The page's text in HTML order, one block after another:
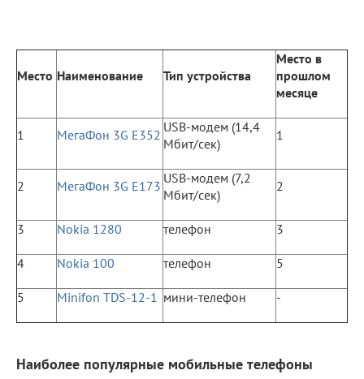
Место Наименование Тип устройства
Место в
прошлом
месяце
1 МегаФон 3G E352 USB-модем (14,4
Мбит/сек)
1
2 МегаФон 3G E173 USB-модем (7,2
Мбит/сек)
2
3 Nokia 1280 телефон 3
4 Nokia 100 телефон 5
5 Minifon TDS-12-1 мини-телефон -
Наиболее популярные мобильные телефоны